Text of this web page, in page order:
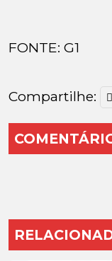
FONTE: G1
Compartilhe: